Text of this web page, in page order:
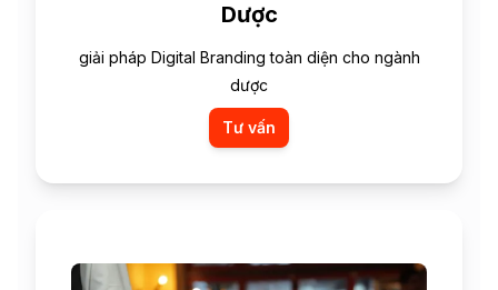
Dược
giải pháp Digital Branding toàn diện cho ngành
dược
Tư vấn